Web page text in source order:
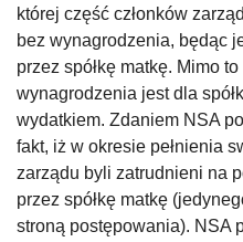
której część członków
bez wynagrodzenia, będąc
przez spółkę matkę. Mimo
wynagrodzenia jest dla
wydatkiem. Zdaniem NSA
fakt, iż w okresie pełnienia
zarządu byli zatrudnieni na
przez spółkę matkę
stroną postępowania). NSA